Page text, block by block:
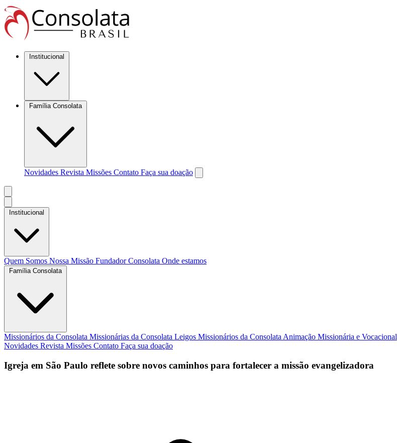
Institucional
Família Consolata
Novidades Revista Missões Contato Faça sua doação
Institucional
Quem Somos Nossa Missão FundadorConsolata Onde estamos
Família Consolata
Missionários da Consolata Missionárias da Consolata Leigos Missionários da Consolata Animação Missionária e Vocacional
Novidades Revista Missões Contato Faça sua doação
Igreja em São Paulo reflete sobre novos caminhos para fortalecer a missão evangelizadora